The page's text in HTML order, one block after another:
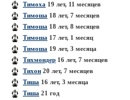
Тимоха 19 лет, 11 месяцев
Тимоша 18 лет, 7 месяцев
Тимоша 18 лет, 8 месяцев
Тимоша 17 лет, 1 месяц
Тимоша 19 лет, 3 месяца
Тихмондер 16 лет, 7 месяцев
Тихон 20 лет, 7 месяцев
Тиша 16 лет, 3 месяца
Тиша 21 год